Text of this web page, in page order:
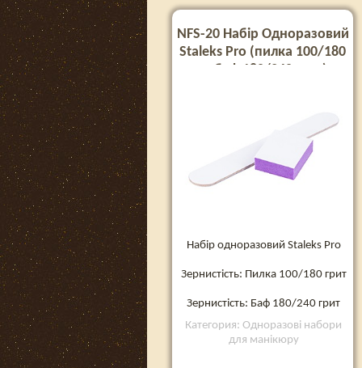
NFS-20 Набір Одноразовий
Staleks Pro (пилка 100/180
та баф 180/240 грит)
Набір одноразовий Staleks Pro
Зернистість: Пилка 100/180 грит
Зернистість: Баф 180/240 грит
Категория: Одноразові набори
для манікюру